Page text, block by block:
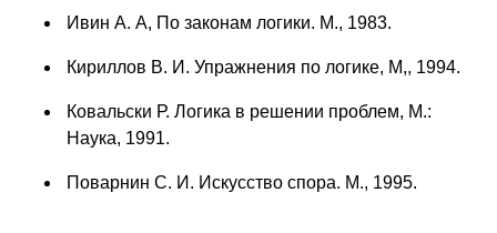
Ивин А. А, По законам логики. М., 1983.
Кириллов В. И. Упражнения по логике, М,, 1994.
Ковальски Р. Логика в решении проблем, М.:
Наука, 1991.
Поварнин С. И. Искусство спора. М., 1995.